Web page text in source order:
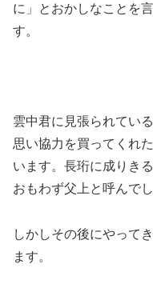
に」とおかしなことを
す。
雲中君に見張られてい
思い協力を買ってくれ
います。長珩に成りき
おもわず父上と呼んで
しかしその後にやって
ます。